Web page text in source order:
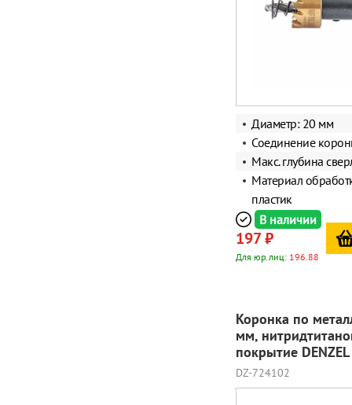
Диаметр: 20 мм
Соединение
Макс. глубина
Материал
пластик
В наличии
197 ₽
Для юр.лиц: 196.88
Коронка по
мм,
покрытие
DZ-724102